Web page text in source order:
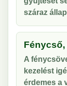
száraz
A
kezelést
érdemes a